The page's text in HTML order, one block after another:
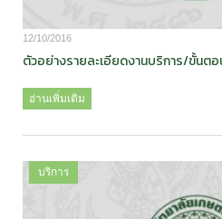
12/10/2016
ตัวอย่างรายละเอียดงานบริการ/ขั้นตอ
อ่านเพิ่มเติม
บริการ